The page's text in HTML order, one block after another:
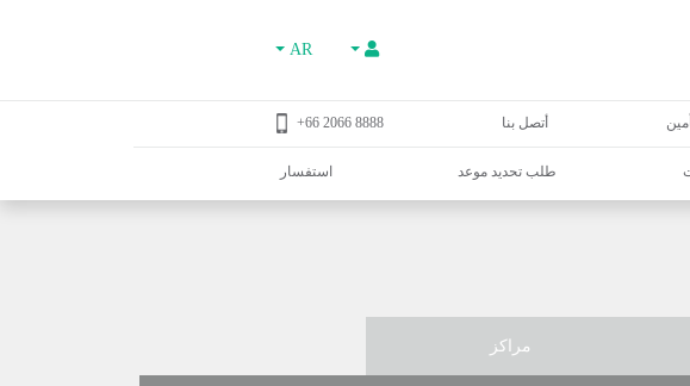
AR
أتصل بنا 8888 2066 66+
طلب تحديد موعد استفسار
مراكز